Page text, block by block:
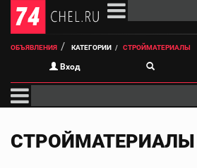
ОБЪЯВЛЕНИЯ КАТЕГОРИИ СТРОЙМАТЕРИАЛЫ
Вход
СТРОЙМАТЕРИАЛЫ